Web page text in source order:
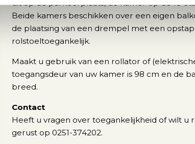
uit op de parkeerplaats, de kamer op de 1e
Beide kamers beschikken over een eigen
de plaatsing van een drempel met een opstap
rolstoeltoegankelijk.
Maakt u gebruik van een rollator of
toegangsdeur van uw kamer is 98 cm en de
breed.
Contact
Heeft u vragen over toegankelijkheid of wilt u
gerust op 0251-374202.